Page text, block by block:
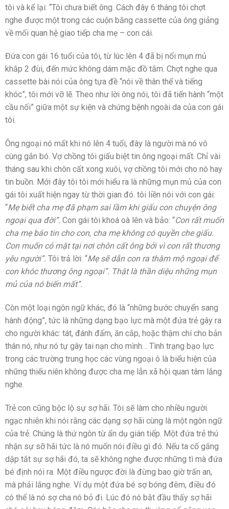
tôi và kể lại: “Tôi chưa biết ông. Cách đây 6 tháng tôi chợt
nghe được một trong các cuộn băng cassette của ông giảng
về mối quan hệ giao tiếp cha mẹ – con cái.
Đứa con gái 16 tuổi của tôi, từ lúc lên 4 đã bị nổi mụn mủ
khắp 2 đùi, đến mức không dám mặc đồ tắm. Chợt nghe qua
cassette bài nói của ông tựa đề “nói về thân thể và tiếng
khóc”, tôi mới vỡ lẽ. Theo như lời ông nói, tôi đã tiến hành “một
cầu nối” giữa một sự kiện và chứng bệnh ngoài da của con gái
tôi.
Ông ngoại nó mất khi nó lên 4 tuổi, đây là người mà nó vô
cùng gắn bó. Vợ chồng tôi giấu biệt tin ông ngoại mất. Chỉ vài
tháng sau khi chôn cất xong xuôi, vợ chồng tôi mới cho nó hay
tin buồn. Mới đây tôi tôi mới hiểu ra là những mụn mủ của con
gái tôi xuất hiện ngay từ thời gian đó. tôi liền nói với con gái:
“Mẹ biết cha mẹ đã phạm sai lầm khi giấu con chuyện ông
ngoại qua đời”. Con gái tôi khoá oà lên và bảo: “Con rất muốn
cha mẹ báo tin cho con, cha mẹ không có quyền che giấu.
Con muốn có mặt tại nơi chôn cất ông bởi vì con rất thương
yêu người”. Tôi trả lời: “Mẹ sẽ dẫn con ra thăm mộ ngoại để
con khóc thương ông ngoại”. Thật là thần diệu những mụn
mủ của nó biến mất”.
Còn một loại ngôn ngữ khác, đó là “những bước chuyển sang
hành động”, tức là những dạng bạo lực mà một đứa trẻ gây ra
cho người khác: tát, đánh đấm, ăn cắp, hoặc thậm chí cho bản
thân nó, như nó tự gây tai nạn cho mình… Tình trạng bạo lực
trong các trường trung học các vùng ngoại ô là biểu hiện của
những thiếu niên không được cha mẹ lẫn xã hội quan tâm lắng
nghe.
Trẻ con cũng bộc lộ sự sợ hãi. Tôi sẽ làm cho nhiều người
ngạc nhiên khi nói rằng các dạng sợ hãi cùng là một ngôn ngữ
của trẻ. Chúng là thứ ngôn từ ẩn dụ gián tiếp. Một đứa trẻ thú
nhận sự sỡ hãi tức là nó muốn nói điều gì đó. Nếu ta cố gắng
dập tắt sự sợ hãi đó, ta sẽ không nghe được những tì mà đứa
bé định nói ra. Một điều ngược đời là đừng bao giờ trấn an,
mà phải lắng nghe. Ví dụ một đứa bé sợ bóng đêm, điều đó
có thể là nó sợ cha nó bỏ đi. Lúc đó nó bắt đầu thấy sợ hãi